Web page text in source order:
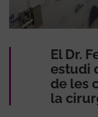
El Dr.
estudi
de les
la